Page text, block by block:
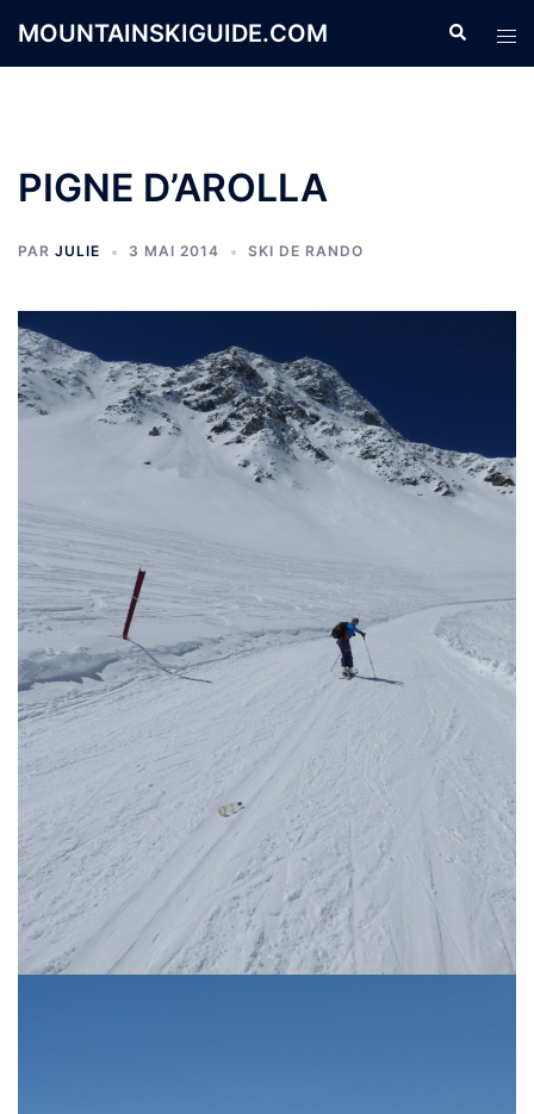
auMOUNTAINSKIGUIDE.COM
le
PIGNE D’AROLLA
PAR JULIE 3 MAI 2014 SKI DE RANDO